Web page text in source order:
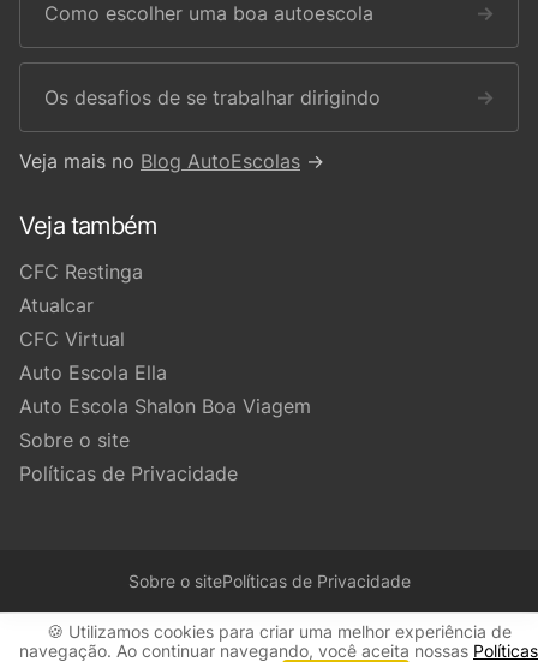
Como escolher uma boa autoescola →
Os desafios de se trabalhar dirigindo →
Veja mais no Blog AutoEscolas →
Veja também
CFC Restinga
Atualcar
CFC Virtual
Auto Escola Ella
Auto Escola Shalon Boa Viagem
Sobre o site
Políticas de Privacidade
Sobre o sitePolíticas de Privacidade
🍪 Utilizamos cookies para criar uma melhor experiência de
navegação. Ao continuar navegando, você aceita nossas Políticas